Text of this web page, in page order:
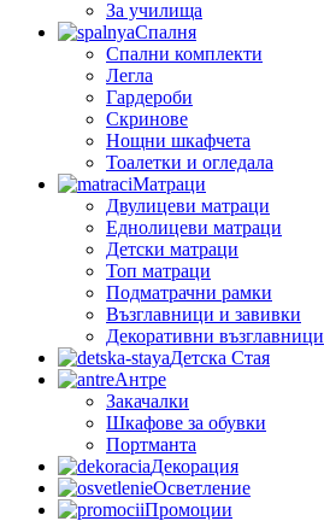
За училища
Спалня
Спални комплекти
Легла
Гардероби
Скринове
Нощни шкафчета
Тоалетки и огледала
Матраци
Двулицеви матраци
Еднолицеви матраци
Детски матраци
Топ матраци
Подматрачни рамки
Възглавници и завивки
Декоративни възглавници
Детска Стая
Антре
Закачалки
Шкафове за обувки
Портманта
Декорация
Осветление
Промоции